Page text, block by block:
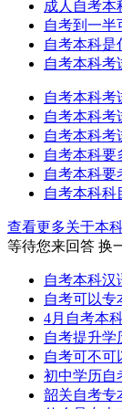
成人自考本
自考到一半
自考本科是
自考本科考
自考本科考
自考本科考
自考本科考
自考本科要
自考本科要
自考本科科
查看更多关于本
等待您来回答 换
自考本科汉
自考可以专
4月自考本
自考提升学
自考可不可
初中学历自
韶关自考专